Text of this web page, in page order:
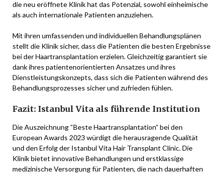
die neu eröffnete Klinik hat das Potenzial, sowohl einheimische
als auch internationale Patienten anzuziehen.
Mit ihren umfassenden und individuellen Behandlungsplänen
stellt die Klinik sicher, dass die Patienten die besten Ergebnisse
bei der Haartransplantation erzielen. Gleichzeitig garantiert sie
dank ihres patientenorientierten Ansatzes und ihres
Dienstleistungskonzepts, dass sich die Patienten während des
Behandlungsprozesses sicher und zufrieden fühlen.
Fazit: Istanbul Vita als führende Institution
Die Auszeichnung “Beste Haartransplantation” bei den
European Awards 2023 würdigt die herausragende Qualität
und den Erfolg der Istanbul Vita Hair Transplant Clinic. Die
Klinik bietet innovative Behandlungen und erstklassige
medizinische Versorgung für Patienten, die nach dauerhaften